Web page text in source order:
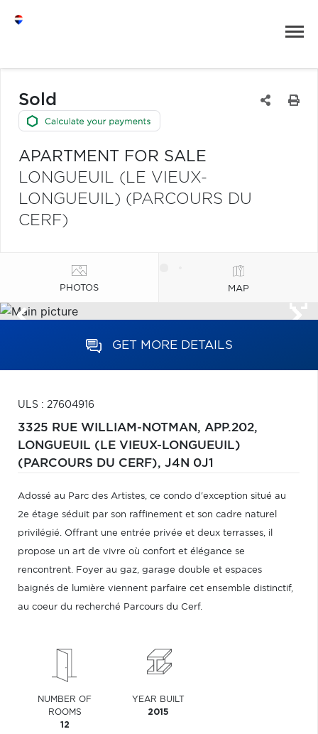
Sold
APARTMENT FOR SALE
LONGUEUIL (LE VIEUX-
LONGUEUIL) (PARCOURS DU
CERF)
PHOTOS MAP
GET MORE DETAILS
ULS : 27604916
3325 RUE WILLIAM-NOTMAN, APP.202,
LONGUEUIL (LE VIEUX-LONGUEUIL)
(PARCOURS DU CERF), J4N 0J1
Adossé au Parc des Artistes, ce condo d'exception situé au
2e étage séduit par son raffinement et son cadre naturel
privilégié. Offrant une entrée privée et deux terrasses, il
propose un art de vivre où confort et élégance se
rencontrent. Foyer au gaz, garage double et espaces
baignés de lumière viennent parfaire cet ensemble distinctif,
au coeur du recherché Parcours du Cerf.
NUMBER OF
ROOMS
12
YEAR BUILT
2015